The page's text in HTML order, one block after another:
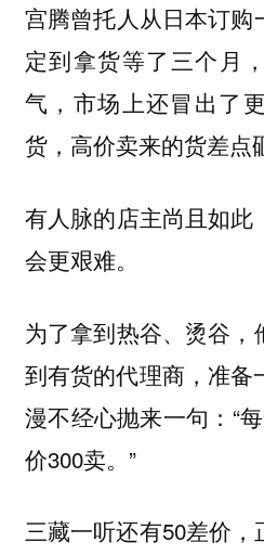
宫腾曾托人从日本订购
定到拿货等了三个月
气，市场上还冒出了
货，高价卖来的货差点
有人脉的店主尚且如此
会更艰难。
为了拿到热谷、烫谷
到有货的代理商，准备
漫不经心抛来一句：“
价300卖。”
三藏一听还有50差价